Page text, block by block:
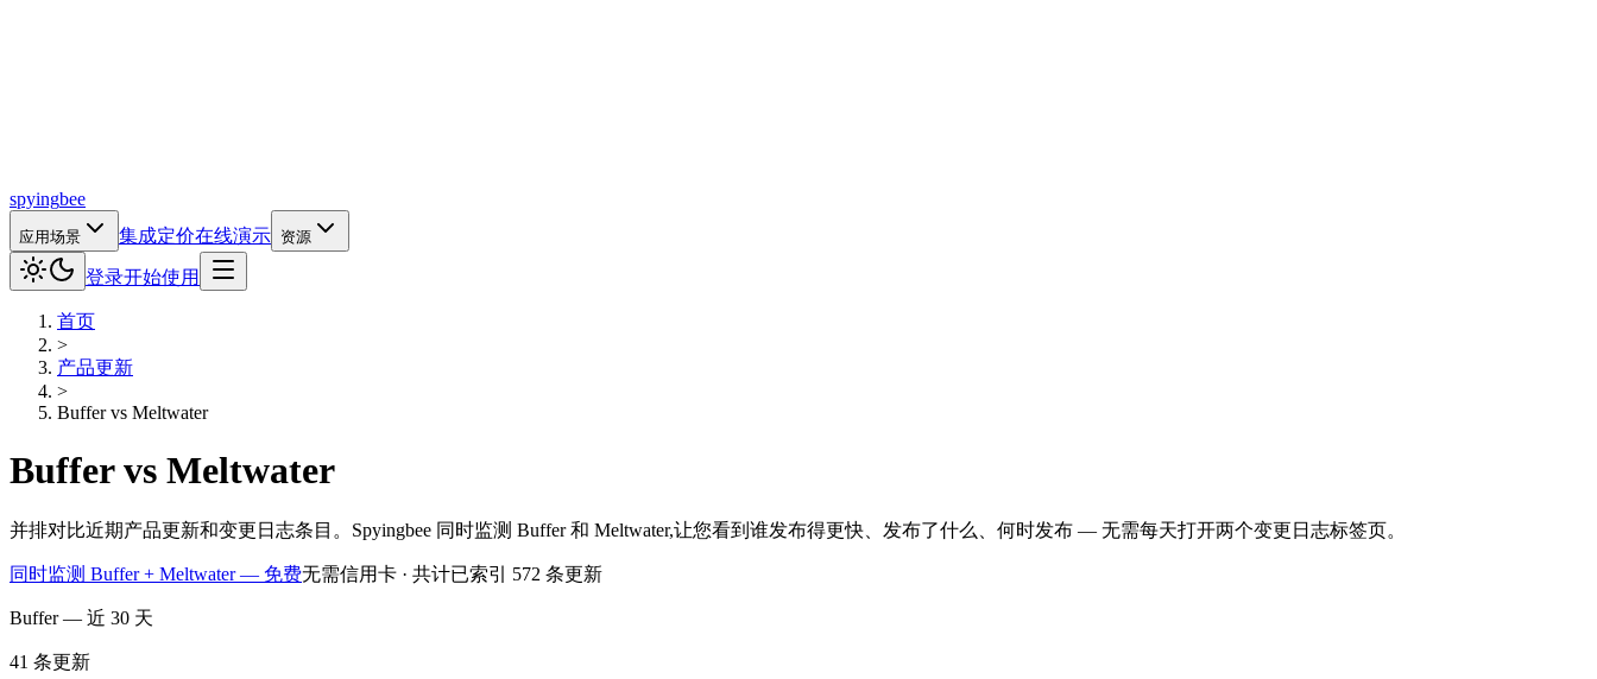
spyingbee
应用场景 集成定价在线演示 资源
登录开始使用
首页
>
产品更新
>
Buffervs Meltwater
Buffervs Meltwater
并排对比近期产品更新和变更日志条目。Spyingbee 同时监测 Buffer 和 Meltwater,让您看到谁发布得更快、发布了什么、何时发布 — 无需每天打开两个变更日志标签页。
同时监测 Buffer + Meltwater — 免费无需信用卡 · 共计已索引 572 条更新
Buffer — 近 30 天
41 条更新